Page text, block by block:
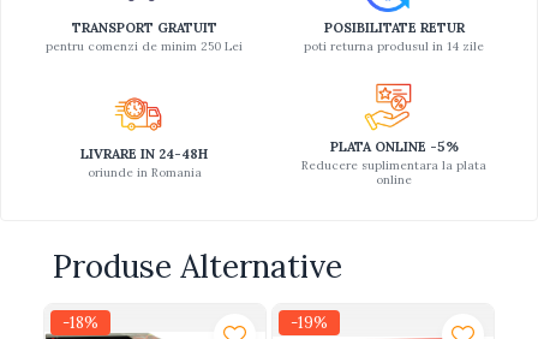
Set Avioane si submarine
Seturi de rufe
Trenulete
TRANSPORT GRATUIT
pentru comenzi de minim 250 Lei
POSIBILITATE RETUR
poti returna produsul in 14 zile
LIVRARE IN 24-48H
oriunde in Romania
PLATA ONLINE -5%
Reducere suplimentara la plata
online
Produse Alternative
-18% -19%